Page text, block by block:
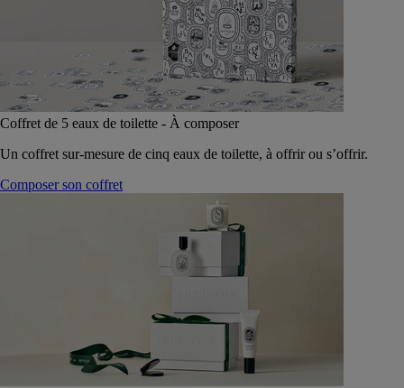
Coffret de 5 eaux de toilette - À composer
Un coffret sur-mesure de cinq eaux de toilette, à offrir ou s’offrir.
Composer son coffret